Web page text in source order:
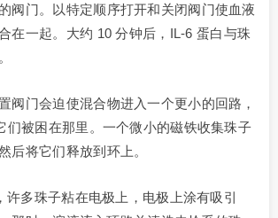
阀门。以特定顺序打开和关闭阀门使血液
在一起。大约 10 分钟后，IL-6 蛋白与珠
阀门会迫使混合物进入一个更小的回路，
们被困在那里。一个微小的磁铁收集珠子
后将它们释放到环上。
许多珠子粘在电极上，电极上涂有吸引